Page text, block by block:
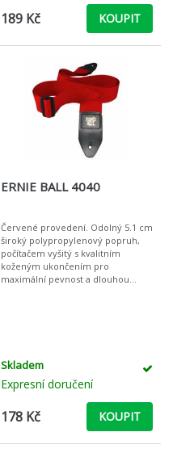
189 Kč KOUPIT
ERNIE BALL 4040
Červené provedení. Odolný 5.1 cm
široký polypropylenový popruh,
počítačem vyšitý s kvalitním
koženým ukončením pro
maximální pevnost a dlouhou
Skladem
Expresní doručení
178 Kč KOUPIT